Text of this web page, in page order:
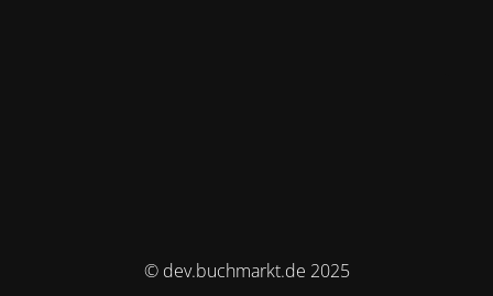
© dev.buchmarkt.de 2025